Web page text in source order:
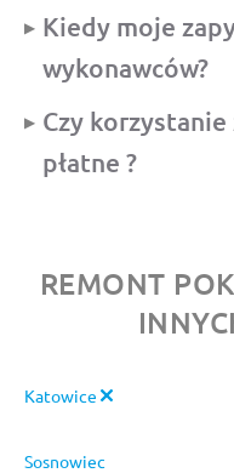
Kiedy moje
wykonawców?
Czy
płatne ?
REMONT
Katowice
Sosnowiec